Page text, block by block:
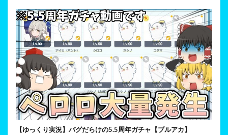
【ゆっくり実況】バグだらけの5.5周年ガチャ【ブルアカ】